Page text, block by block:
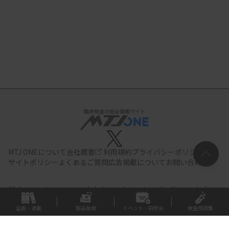
臨床検査の総合情報サイト
MTJ ONEについて会社概要 利用規約プライバシーポリシー
サイトポリシー よくあるご質問広告掲載について お問い合わせ
All documents,images and photographs contained in this site belong
to JIHO,Inc.
Use of these documents, images and photographs is
strictly prohibited.Copyright (C) JIHO,Inc.
企画・連載 製品検索 イベント・研修会 検査用語集